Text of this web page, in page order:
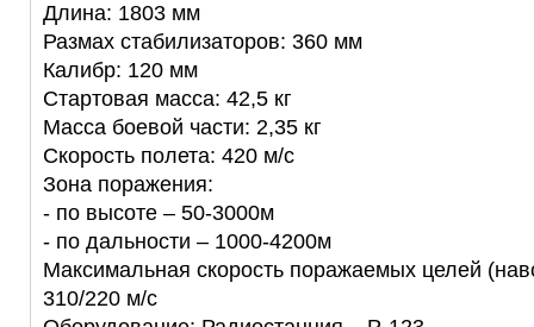
Длина: 1803 мм
Размах стабилизаторов: 360 мм
Калибр: 120 мм
Стартовая масса: 42,5 кг
Масса боевой части: 2,35 кг
Скорость полета: 420 м/с
Зона поражения:
- по высоте – 50-3000м
- по дальности – 1000-4200м
Максимальная скорость поражаемых целей
310/220 м/с